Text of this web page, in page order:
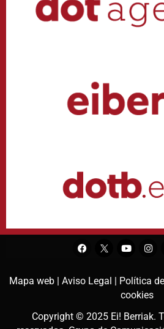
Mapa web | Aviso Legal | Política
cookies
Copyright © 2025 Ei! Berriak.